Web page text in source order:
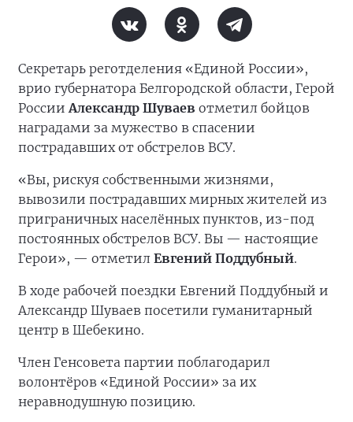
Секретарь реготделения «Единой России»,
врио губернатора Белгородской области, Герой
РоссииАлександр Шуваев отметил бойцов
наградами за мужество в спасении
пострадавших от обстрелов ВСУ.
«Вы, рискуя собственными жизнями,
вывозили пострадавших мирных жителей из
приграничных населённых пунктов, из-под
постоянных обстрелов ВСУ. Вы — настоящие
Герои», — отметил Евгений Поддубный.
В ходе рабочей поездки Евгений Поддубный и
Александр Шуваев посетили гуманитарный
центр в Шебекино.
Член Генсовета партии поблагодарил
волонтёров «Единой России» за их
неравнодушную позицию.